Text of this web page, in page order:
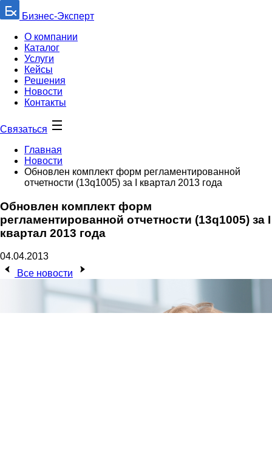
Бизнес-Эксперт
О компании
Каталог
Услуги
Кейсы
Решения
Новости
Контакты
Связаться
Главная
Новости
Обновлен комплект форм регламентированной
отчетности (13q1005) за I квартал 2013 года
Обновлен комплект форм
регламентированной отчетности (13q1005) за I
квартал 2013 года
04.04.2013
Все новости